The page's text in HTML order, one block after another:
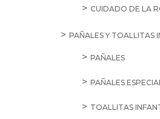
CUIDADO DE LA
PAÑALES Y TOALLITAS
PAÑALES
PAÑALES
TOALLITAS